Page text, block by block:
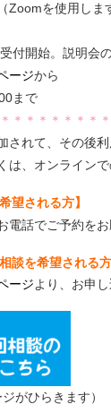
を使用しま
付開始。説明会
ージから
まで
＊＊＊＊＊＊＊
されて、その後利
は、オンライン
望される方】
話でご予約を
談を希望される方
ージより、お申し
がひらきます）